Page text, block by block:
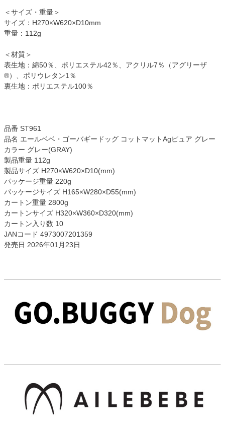
＜サイズ・重量＞
サイズ：H270×W620×D10mm
重量：112g
＜材質＞
表生地：綿50％、ポリエステル42％、アクリル7％（アグリーザ
®）、ポリウレタン1％
裏生地：ポリエステル100％
品番 ST961
品名 エールベベ・ゴーバギードッグ コットマットAgピュア グレー
カラー グレー(GRAY)
製品重量 112g
製品サイズ H270×W620×D10(mm)
パッケージ重量 220g
パッケージサイズ H165×W280×D55(mm)
カートン重量 2800g
カートンサイズ H320×W360×D320(mm)
カートン入り数 10
JANコード 4973007201359
発売日 2026年01月23日